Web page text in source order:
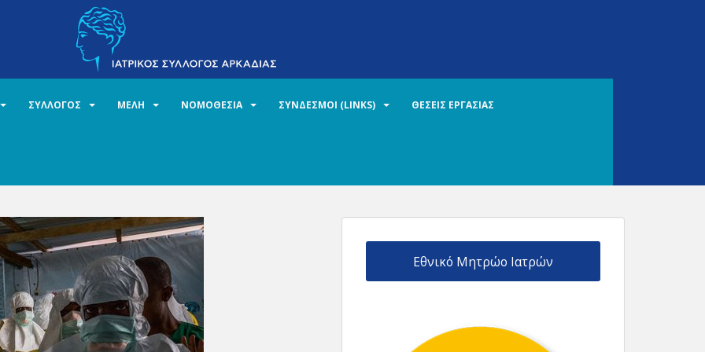
ΣΥΛΛΟΓΟΣ ΜΕΛΗ ΝΟΜΟΘΕΣΙΑ ΣΥΝΔΕΣΜΟΙ (LINKS) ΘΕΣΕΙΣ ΕΡΓΑΣΙΑΣ
Εθνικό Μητρώο Ιατρών